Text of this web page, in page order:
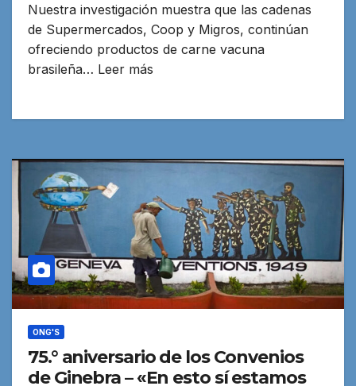
Nuestra investigación muestra que las cadenas
de Supermercados, Coop y Migros, continúan
ofreciendo productos de carne vacuna
brasileña… Leer más
ONG'S
75.° aniversario de los Convenios
de Ginebra – «En esto sí estamos